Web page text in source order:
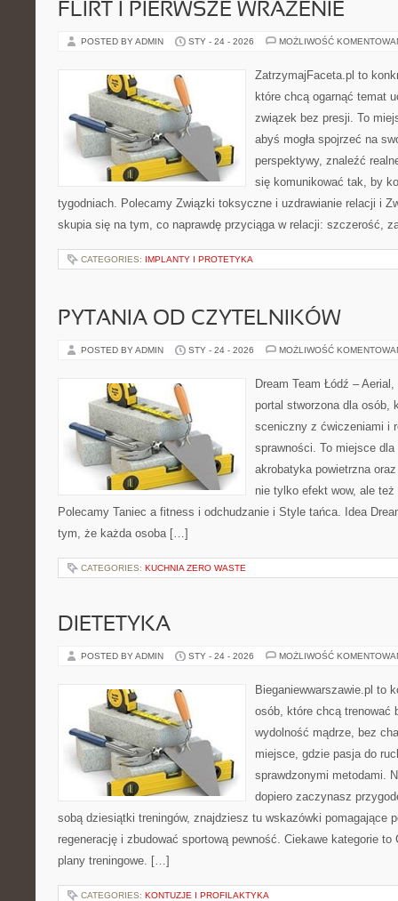
FLIRT I PIERWSZE WRAŻENIE
POSTED BY ADMIN STY - 24 - 2026 MOŻLIWOŚĆ
ZatrzymajFaceta.pl to
które chcą ogarnąć temat
związek bez presji. To
abyś mogła spojrzeć na
perspektywy, znaleźć
się komunikować tak, by
tygodniach. Polecamy Związki toksyczne i uzdrawianie relacji i
skupia się na tym, co naprawdę przyciąga w relacji: szczerość,
CATEGORIES: IMPLANTY I PROTETYKA
PYTANIA OD CZYTELNIKÓW
POSTED BY ADMIN STY - 24 - 2026 MOŻLIWOŚĆ
Dream Team Łódź –
portal stworzona dla osób,
sceniczny z ćwiczeniami i
sprawności. To miejsce
akrobatyka powietrzna
nie tylko efekt wow, ale
Polecamy Taniec a fitness i odchudzanie i Style tańca. Idea
tym, że każda osoba […]
CATEGORIES: KUCHNIA ZERO WASTE
DIETETYKA
POSTED BY ADMIN STY - 24 - 2026 MOŻLIWOŚĆ
Bieganiewwarszawie.pl to
osób, które chcą trenować
wydolność mądrze, bez
miejsce, gdzie pasja do
sprawdzonymi metodami.
dopiero zaczynasz
sobą dziesiątki treningów, znajdziesz tu wskazówki pomagające
regenerację i zbudować sportową pewność. Ciekawe kategorie
plany treningowe. […]
CATEGORIES: KONTUZJE I PROFILAKTYKA